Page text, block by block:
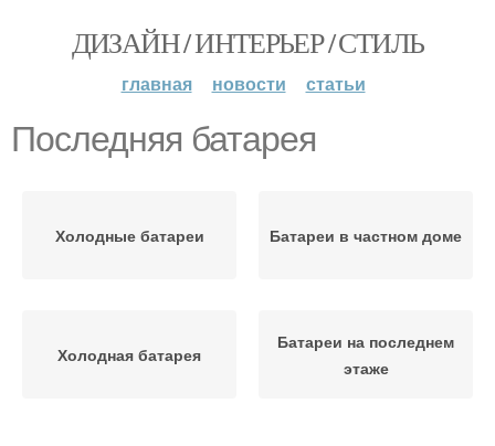
ДИЗАЙН / ИНТЕРЬЕР / СТИЛЬ
главная новости статьи
Последняя батарея
Холодные батареи Батареи в частном доме
Холодная батарея
Батареи на последнем
этаже